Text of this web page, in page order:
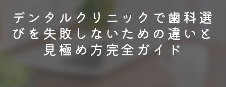
デンタルクリニックで歯科選
びを失敗しないための違いと
見極め方完全ガイド